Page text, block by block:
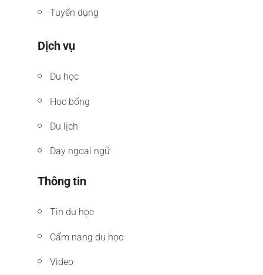
Tuyển dụng
Dịch vụ
Du học
Học bổng
Du lịch
Dạy ngoại ngữ
Thông tin
Tin du học
Cẩm nang du học
Video